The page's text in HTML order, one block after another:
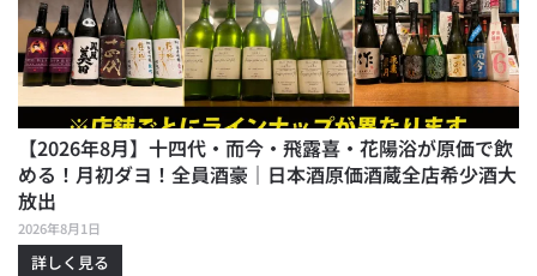
【2026年8月】十四代・而今・飛露喜・花陽浴が原価で飲
める！月初ダヨ！全員酒豪｜日本酒原価酒蔵全店希少酒大
放出
2026年8月1日
詳しく見る